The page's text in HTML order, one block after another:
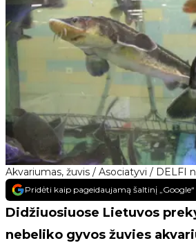
Akvariumas, žuvis / Asociatyvi / DELFI
Pridėti kaip pageidaujamą šaltinį „Google“
Didžiuosiuose Lietuvos
nebeliko gyvos žuvies